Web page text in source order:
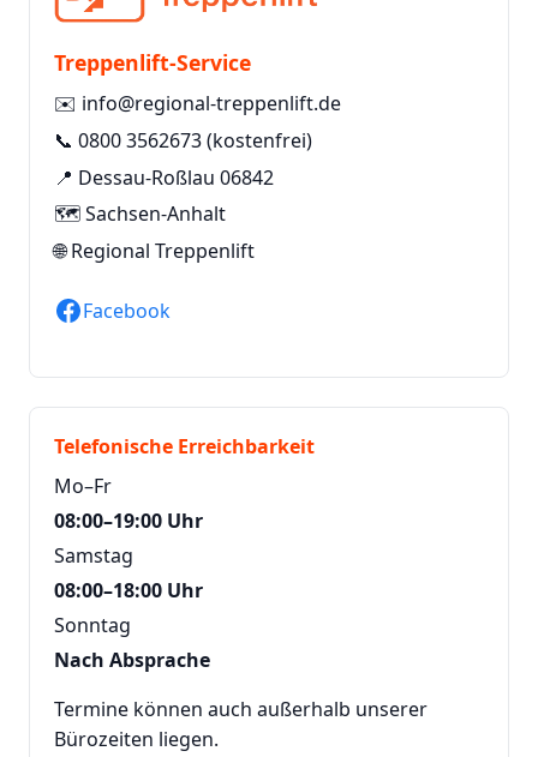
Treppenlift-Service
✉️ info@regional-treppenlift.de
📞 0800 3562673(kostenfrei)
📍 Dessau-Roßlau 06842
🗺️ Sachsen-Anhalt
🌐Regional Treppenlift
Facebook
Telefonische Erreichbarkeit
Mo–Fr
08:00–19:00 Uhr
Samstag
08:00–18:00 Uhr
Sonntag
Nach Absprache
Termine können auch außerhalb unserer
Bürozeiten liegen.